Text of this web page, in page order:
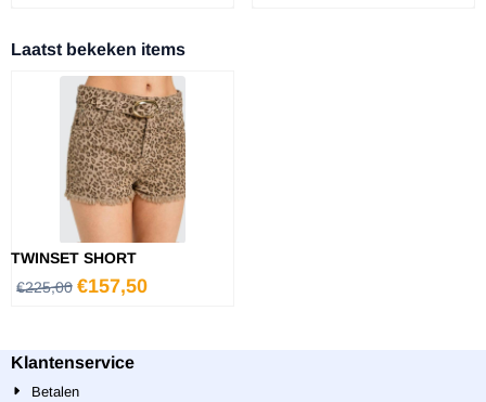
Laatst bekeken items
TWINSET SHORT
€225,00 €157,50
Klantenservice
Betalen